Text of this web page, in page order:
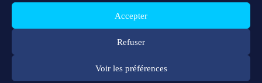
Accepter
Refuser
Voir les préférences
HoloBackPack Meta Quest 3
1,275€
Synergiz HoloBackPack